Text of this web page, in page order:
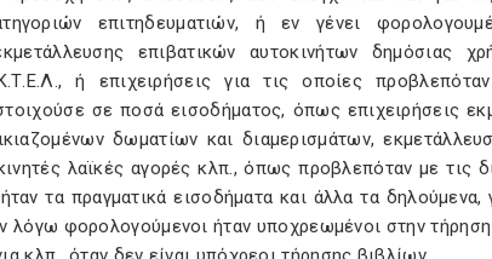
επιτηδευματιών, ή εν γένει
επιβατικών αυτοκινήτων δημόσιας
ή επιχειρήσεις για τις οποίες
σε ποσά εισοδήματος, όπως επιχειρήσεις
δωματίων και διαμερισμάτων,
λαϊκές αγορές κλπ., όπως προβλεπόταν με τις
τα πραγματικά εισοδήματα και άλλα τα δηλούμενα,
λόγω φορολογούμενοι ήταν υποχρεωμένοι στην